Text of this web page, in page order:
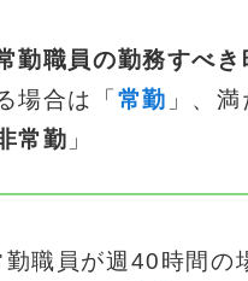
勤職員の勤務すべき
場合は「 常勤 」、
常勤 」
勤職員が週40時間の